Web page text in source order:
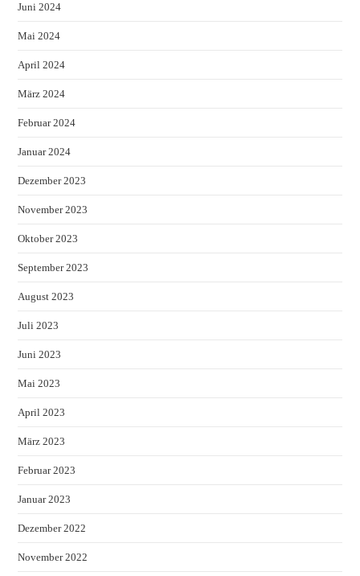
Juni 2024
Mai 2024
April 2024
März 2024
Februar 2024
Januar 2024
Dezember 2023
November 2023
Oktober 2023
September 2023
August 2023
Juli 2023
Juni 2023
Mai 2023
April 2023
März 2023
Februar 2023
Januar 2023
Dezember 2022
November 2022